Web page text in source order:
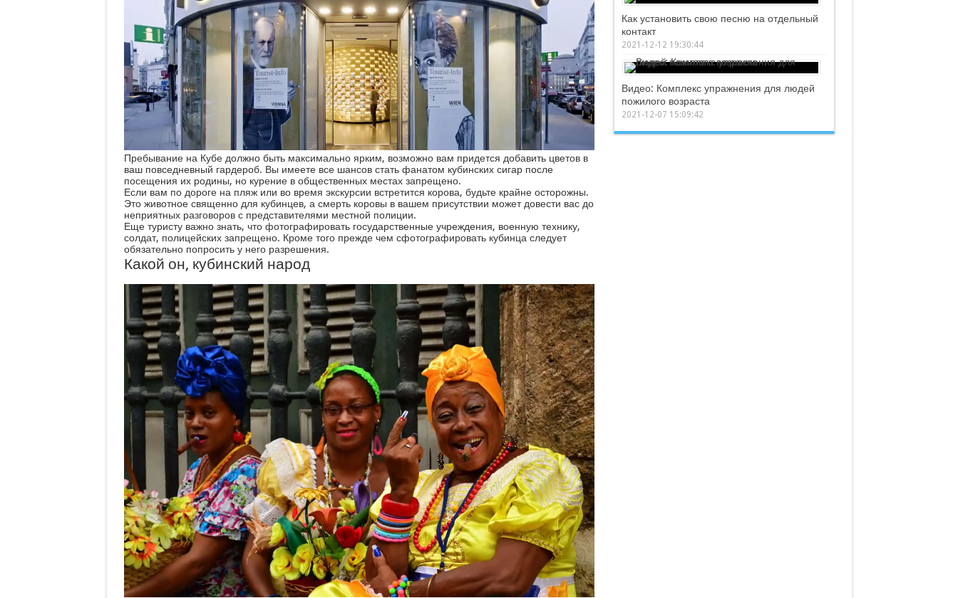
Пребывание на Кубе должно быть максимально ярким, возможно вам придется добавить цветов в
ваш повседневный гардероб. Вы имеете все шансов стать фанатом кубинских сигар после
посещения их родины, но курение в общественных местах запрещено.
Если вам по дороге на пляж или во время экскурсии встретится корова, будьте крайне осторожны.
Это животное священно для кубинцев, а смерть коровы в вашем присутствии может довести вас до
неприятных разговоров с представителями местной полиции.
Еще туристу важно знать, что фотографировать государственные учреждения, военную технику,
солдат, полицейских запрещено. Кроме того прежде чем сфотографировать кубинца следует
обязательно попросить у него разрешения.
Какой он, кубинский народ
Как установить свою песню на отдельный
контакт
2021-12-12 19:30:44
Видео: Комплекс упражнения для людей
пожилого возраста
2021-12-07 15:09:42